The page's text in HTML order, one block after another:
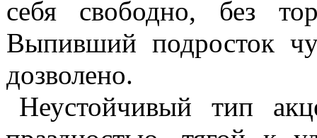
себя свободно, без
Выпивший подросток
дозволено.
Неустойчивый тип